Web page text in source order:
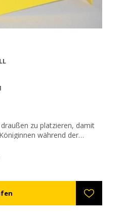
zu platzieren, damit
während der